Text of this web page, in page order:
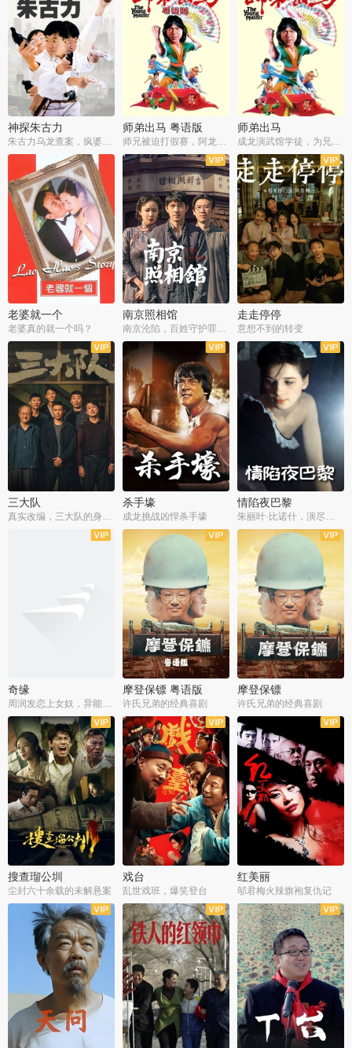
神探朱古力
朱古力乌龙查案，疯婆子神助攻
师弟出马 粤语版
师兄被迫打假赛，阿龙追查斗黑帮
师弟出马
成龙演武馆学徒，为兄搏命战黑道
老婆就一个
老婆真的就一个吗？
南京照相馆
南京沦陷，百姓守护罪证底片
走走停停
意想不到的转变
三大队 杀手壕
成龙挑战凶悍杀手壕
情陷夜巴黎
奇缘
周润发恋上女奴，异能护体战邪派
摩登保镖 粤语版
许氏兄弟的经典喜剧
摩登保镖
许氏兄弟的经典喜剧
搜查瑠公圳
尘封六十余载的未解悬案
戏台
乱世戏班，爆笑登台
红美丽
邬君梅火辣旗袍复仇记